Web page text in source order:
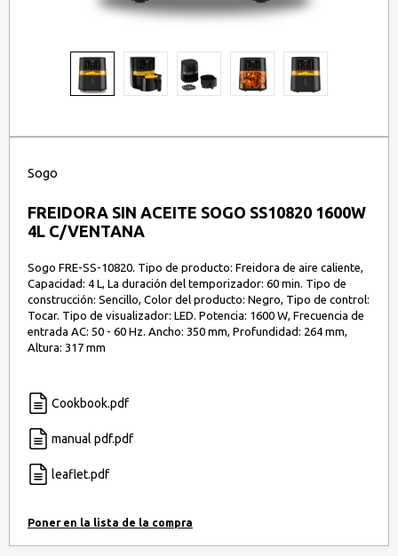
Sogo
FREIDORA SIN ACEITE SOGO SS10820 1600W
4L C/VENTANA
Sogo FRE-SS-10820. Tipo de producto: Freidora de aire caliente,
Capacidad: 4 L, La duración del temporizador: 60 min. Tipo de
construcción: Sencillo, Color del producto: Negro, Tipo de control:
Tocar. Tipo de visualizador: LED. Potencia: 1600 W, Frecuencia de
entrada AC: 50 - 60 Hz. Ancho: 350 mm, Profundidad: 264 mm,
Altura: 317 mm
Cookbook.pdf
manual pdf.pdf
leaflet.pdf